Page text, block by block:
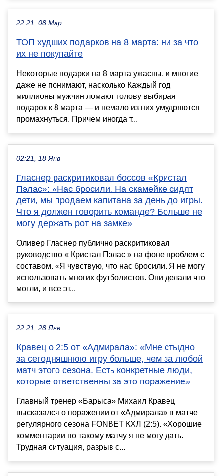
22:21, 08 Мар
ТОП худших подарков на 8 марта: ни за что
их не покупайте
Некоторые подарки на 8 марта ужасны, и многие
даже не понимают, насколько Каждый год
миллионы мужчин ломают голову выбирая
подарок к 8 марта — и немало из них умудряются
промахнуться. Причем иногда т...
02:21, 18 Янв
Гласнер раскритиковал боссов «Кристал
Пэлас»: «Нас бросили. На скамейке сидят
дети, мы продаем капитана за день до игры.
Что я должен говорить команде? Больше не
могу держать рот на замке»
Оливер Гласнер публично раскритиковал
руководство « Кристал Пэлас » на фоне проблем с
составом. «Я чувствую, что нас бросили. Я не могу
использовать многих футболистов. Они делали что
могли, и все эт...
22:21, 28 Янв
Кравец о 2:5 от «Адмирала»: «Мне стыдно
за сегодняшнюю игру больше, чем за любой
матч этого сезона. Есть конкретные люди,
которые ответственны за это поражение»
Главный тренер «Барыса» Михаил Кравец
высказался о поражении от «Адмирала» в матче
регулярного сезона FONBET КХЛ (2:5). «Хорошие
комментарии по такому матчу я не могу дать.
Трудная ситуация, разрыв с...